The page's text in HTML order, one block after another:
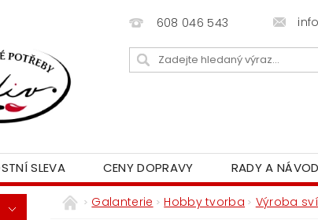
608 046 543
SLEVA CENY DOPRAVY RADY A
Galanterie Hobby tvorba Výroba